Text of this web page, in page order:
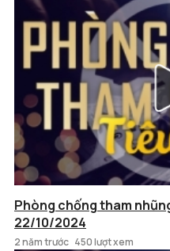
Phòng chống tham
22/10/2024
2 năm trước 450 lượt xem